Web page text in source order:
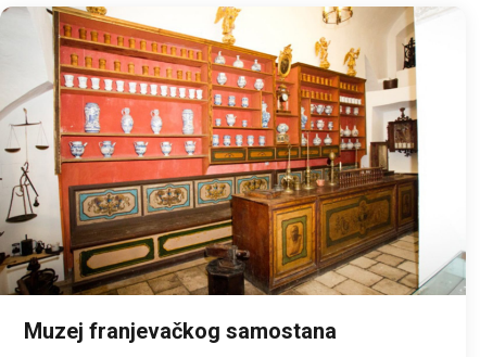
Muzej franjevačkog samostana